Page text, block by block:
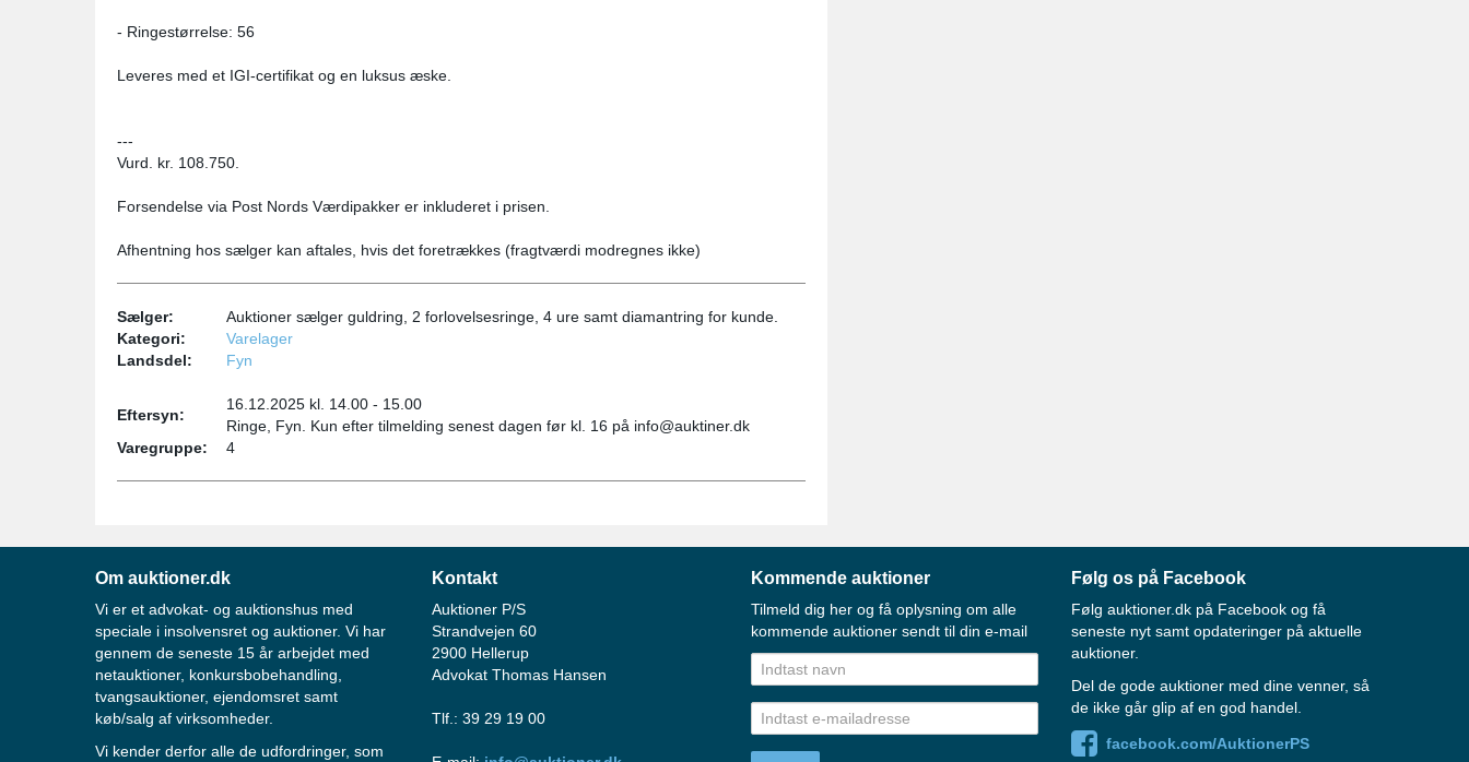
- Ringestørrelse: 56
Leveres med et IGI-certifikat og en luksus æske.
---
Vurd. kr. 108.750.
Forsendelse via Post Nords Værdipakker er inkluderet i prisen.
Afhentning hos sælger kan aftales, hvis det foretrækkes (fragtværdi modregnes ikke)
Sælger:
Auktioner sælger guldring, 2 forlovelsesringe, 4 ure samt diamantring for kunde.
Kategori:
Varelager
Landsdel:
Fyn
Eftersyn:
16.12.2025 kl. 14.00 - 15.00
Ringe, Fyn. Kun efter tilmelding senest dagen før kl. 16 på info@auktiner.dk
Varegruppe:
4
Om auktioner.dk
Vi er et advokat- og auktionshus med
speciale i insolvensret og auktioner. Vi har
gennem de seneste 15 år arbejdet med
netauktioner, konkursbobehandling,
tvangsauktioner, ejendomsret samt
køb/salg af virksomheder.
Vi kender derfor alle de udfordringer, som
Kontakt
Auktioner P/S
Strandvejen 60
2900 Hellerup
Advokat Thomas Hansen
Tlf.: 39 29 19 00
Kommende auktioner
Tilmeld dig her og få oplysning om alle
kommende auktioner sendt til din e-mail
Følg os på Facebook
Følg auktioner.dk på Facebook og få
seneste nyt samt opdateringer på aktuelle
auktioner.
Del de gode auktioner med dine venner, så
de ikke går glip af en god handel.
facebook.com/AuktionerPS